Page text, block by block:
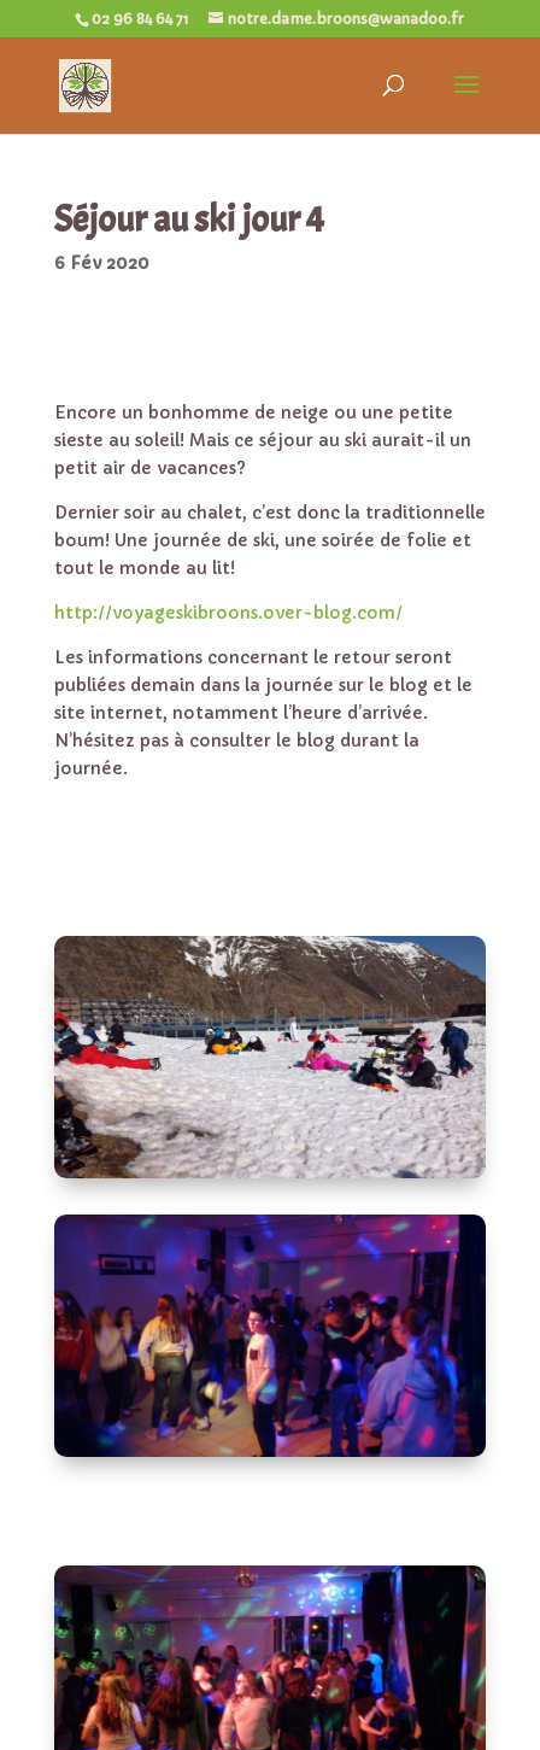
02 96 84 64 71 notre.dame.broons@wanadoo.fr
Séjour au ski jour 4
6 Fév 2020
Encore un bonhomme de neige ou une petite
sieste au soleil! Mais ce séjour au ski aurait-il un
petit air de vacances?
Dernier soir au chalet, c’est donc la traditionnelle
boum! Une journée de ski, une soirée de folie et
tout le monde au lit!
http://voyageskibroons.over-blog.com/
Les informations concernant le retour seront
publiées demain dans la journée sur le blog et le
site internet, notamment l’heure d’arrivée.
N’hésitez pas à consulter le blog durant la
journée.